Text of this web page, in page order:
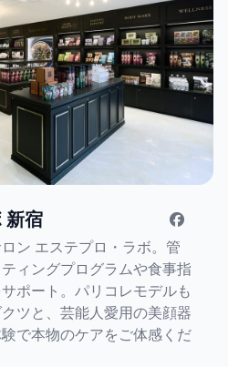
新宿
ン エステプロ・ラボ。管
ィングプログラムや食事指
ポート。パリコレモデルも
ツと、芸能人愛用の美顔器
験で本物のケアをご体感くだ